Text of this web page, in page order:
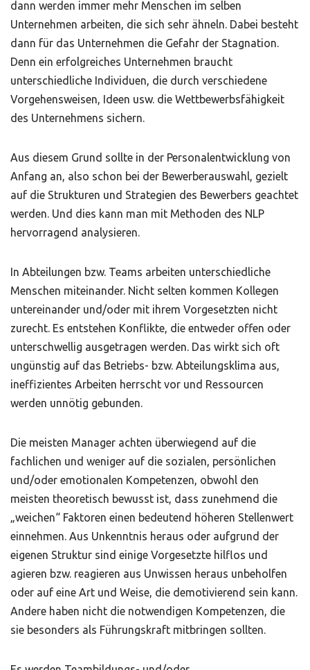
dann werden immer mehr Menschen im selben
Unternehmen arbeiten, die sich sehr ähneln. Dabei besteht
dann für das Unternehmen die Gefahr der Stagnation.
Denn ein erfolgreiches Unternehmen braucht
unterschiedliche Individuen, die durch verschiedene
Vorgehensweisen, Ideen usw. die Wettbewerbsfähigkeit
des Unternehmens sichern.
Aus diesem Grund sollte in der Personalentwicklung von
Anfang an, also schon bei der Bewerberauswahl, gezielt
auf die Strukturen und Strategien des Bewerbers geachtet
werden. Und dies kann man mit Methoden des NLP
hervorragend analysieren.
In Abteilungen bzw. Teams arbeiten unterschiedliche
Menschen miteinander. Nicht selten kommen Kollegen
untereinander und/oder mit ihrem Vorgesetzten nicht
zurecht. Es entstehen Konflikte, die entweder offen oder
unterschwellig ausgetragen werden. Das wirkt sich oft
ungünstig auf das Betriebs- bzw. Abteilungsklima aus,
ineffizientes Arbeiten herrscht vor und Ressourcen
werden unnötig gebunden.
Die meisten Manager achten überwiegend auf die
fachlichen und weniger auf die sozialen, persönlichen
und/oder emotionalen Kompetenzen, obwohl den
meisten theoretisch bewusst ist, dass zunehmend die
„weichen“ Faktoren einen bedeutend höheren Stellenwert
einnehmen. Aus Unkenntnis heraus oder aufgrund der
eigenen Struktur sind einige Vorgesetzte hilflos und
agieren bzw. reagieren aus Unwissen heraus unbeholfen
oder auf eine Art und Weise, die demotivierend sein kann.
Andere haben nicht die notwendigen Kompetenzen, die
sie besonders als Führungskraft mitbringen sollten.